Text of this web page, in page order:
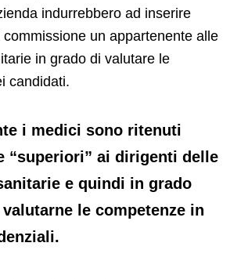
indurrebbero ad inserire
commissione un appartenente alle
in grado di valutare le
candidati.
i medici sono ritenuti
“superiori” ai dirigenti delle
e quindi in grado
le competenze in